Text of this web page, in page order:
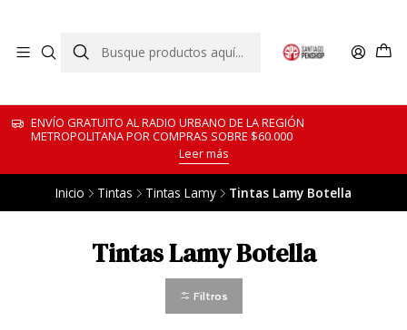
ENVÍO GRATUITO AL RADIO URBANO DE LA REGIÓN
METROPOLITANA POR COMPRAS SOBRE $60.000
Leer más
Inicio Tintas Tintas Lamy Tintas Lamy Botella
Tintas Lamy Botella
Filtros